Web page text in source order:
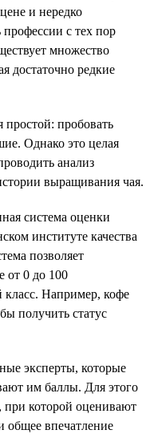
и нередко
профессии с тех пор
множество
достаточно редкие
простой: пробовать
Однако это целая
анализ
выращивания чая.
система оценки
институте качества
позволяет
от 0 до 100
класс. Например, кофе
получить статус
эксперты, которые
им баллы. Для этого
которой оценивают
общее впечатление